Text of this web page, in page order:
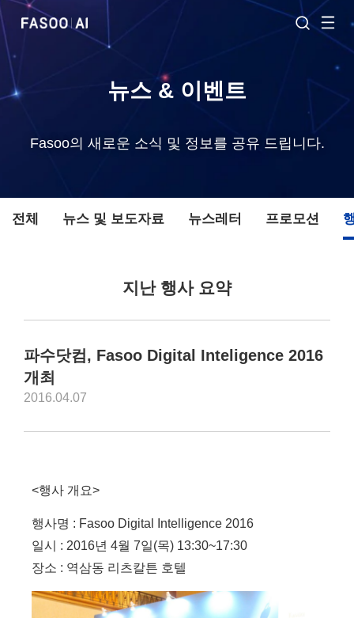
뉴스 & 이벤트
Fasoo의 새로운 소식 및 정보를 공유 드립니다.
전체 뉴스 및 보도자료 뉴스레터 프로모션
지난 행사 요약
파수닷컴, Fasoo Digital Inteligence 2016
개최
2016.04.07
<행사 개요>
행사명 : Fasoo Digital Intelligence 2016
일시 : 2016년 4월 7일(목) 13:30~17:30
장소 : 역삼동 리츠칼튼 호텔